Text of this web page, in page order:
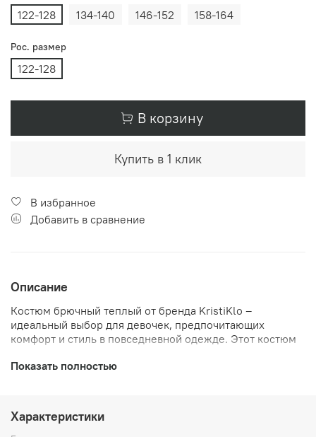
122-128 134-140 146-152 158-164
Рос. размер
122-128
В корзину
Купить в 1 клик
В избранное
Добавить в сравнение
Описание
Костюм брючный теплый от бренда KristiKlo –
идеальный выбор для девочек, предпочитающих
комфорт и стиль в повседневной одежде. Этот костюм
состоящего из полиэстера, нейлона и кашемира, что
удобным для активных девочек. Особенностью костюма
является его фактура ворсистой ткани, которая
Показать полностью
Характеристики